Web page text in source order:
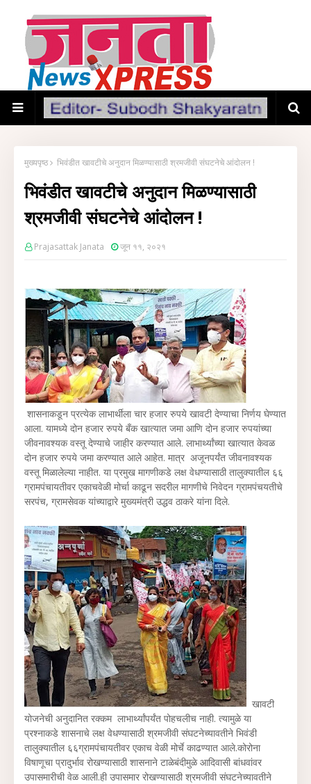
मुख्यपृष्ठ भिवंडीत खावटीचे अनुदान मिळण्यासाठी श्रमजीवी संघटनेचे आंदोलन !
भिवंडीत खावटीचे अनुदान मिळण्यासाठी
श्रमजीवी संघटनेचे आंदोलन !
Prajasattak Janata जून ११, २०२१
शासनाकडून प्रत्येक लाभार्थीला चार हजार रुपये खावटी देण्याचा निर्णय घेण्यात
आला. यामध्ये दोन हजार रुपये बँक खात्यात जमा आणि दोन हजार रुपयांच्या
जीवनावश्यक वस्तू देण्याचे जाहीर करण्यात आले. लाभार्थ्यांच्या खात्यात केवळ
दोन हजार रुपये जमा करण्यात आले आहेत. मात्र अजूनपर्यंत जीवनावश्यक
वस्तू मिळालेल्या नाहीत. या प्रमुख मागणीकडे लक्ष वेधण्यासाठी तालुक्यातील ६६
ग्रामपंचायतीवर एकाचवेळी मोर्चा काढून सदरील मागणीचे निवेदन ग्रामपंचयतीचे
सरपंच, ग्रामसेवक यांच्याद्वारे मुख्यमंत्री उद्धव ठाकरे यांना दिले.
खावटी
योजनेची अनुदानित रक्कम लाभार्थ्यांपर्यंत पोहचलीच नाही. त्यामुळे या
प्रश्नाकडे शासनाचे लक्ष वेधण्यासाठी श्रमजीवी संघटनेच्यावतीने भिवंडी
तालुक्यातील ६६ग्रामपंचायतीवर एकाच वेळी मोर्चे काढण्यात आले.कोरोना
विषाणूचा प्रादुर्भाव रोखण्यासाठी शासनाने टाळेबंदीमुळे आदिवासी बांधवांवर
उपासमारीची वेळ आली.ही उपासमार रोखण्यासाठी श्रमजीवी संघटनेच्यावतीने